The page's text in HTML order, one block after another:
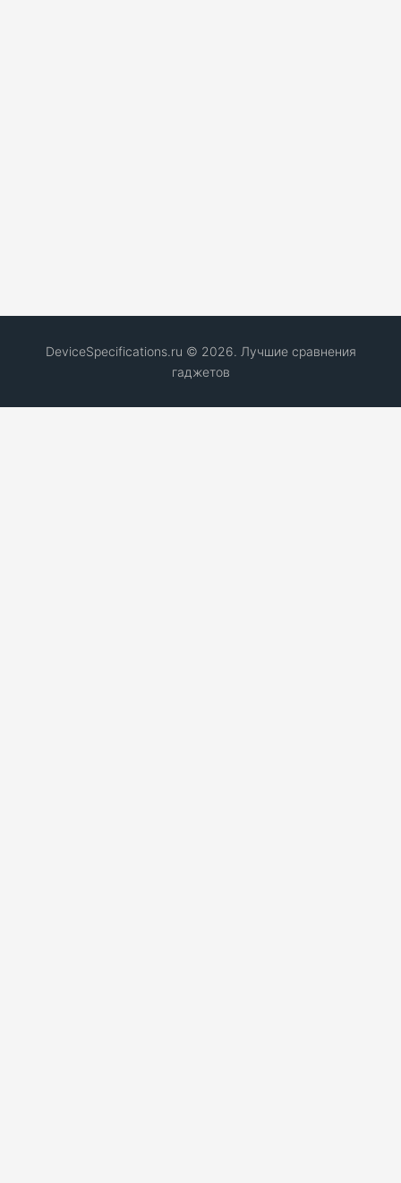
DeviceSpecifications.ru © 2026. Лучшие сравнения
гаджетов